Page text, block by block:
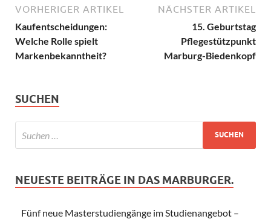
VORHERIGER ARTIKEL
Kaufentscheidungen:
Welche Rolle spielt
Markenbekanntheit?
NÄCHSTER ARTIKEL
15. Geburtstag
Pflegestützpunkt
Marburg-Biedenkopf
SUCHEN
NEUESTE BEITRÄGE IN DAS MARBURGER.
Fünf neue Masterstudiengänge im Studienangebot –